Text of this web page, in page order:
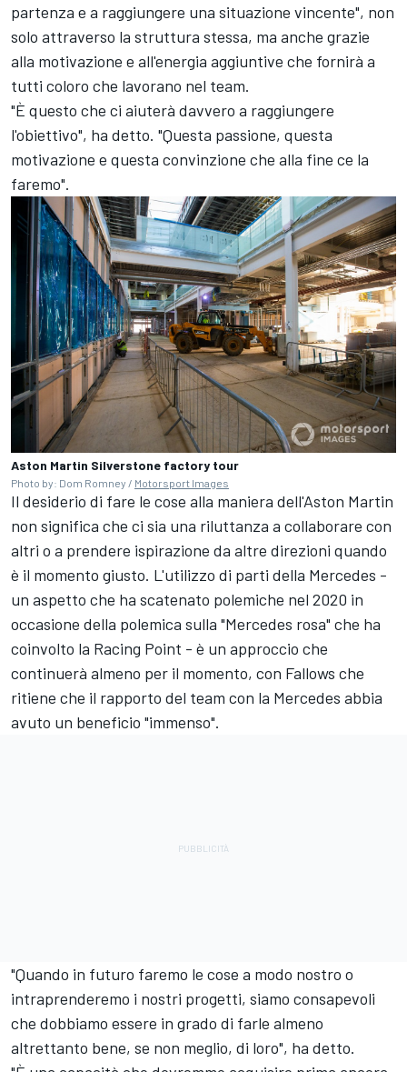
partenza e a raggiungere una situazione vincente", non
solo attraverso la struttura stessa, ma anche grazie
alla motivazione e all'energia aggiuntive che fornirà a
tutti coloro che lavorano nel team.
"È questo che ci aiuterà davvero a raggiungere
l'obiettivo", ha detto. "Questa passione, questa
motivazione e questa convinzione che alla fine ce la
faremo".
Aston Martin Silverstone factory tour
Photo by: Dom Romney / Motorsport Images
Il desiderio di fare le cose alla maniera dell'Aston Martin
non significa che ci sia una riluttanza a collaborare con
altri o a prendere ispirazione da altre direzioni quando
è il momento giusto. L'utilizzo di parti della Mercedes -
un aspetto che ha scatenato polemiche nel 2020 in
occasione della polemica sulla "Mercedes rosa" che ha
coinvolto la Racing Point - è un approccio che
continuerà almeno per il momento, con Fallows che
ritiene che il rapporto del team con la Mercedes abbia
avuto un beneficio "immenso".
"Quando in futuro faremo le cose a modo nostro o
intraprenderemo i nostri progetti, siamo consapevoli
che dobbiamo essere in grado di farle almeno
altrettanto bene, se non meglio, di loro", ha detto.